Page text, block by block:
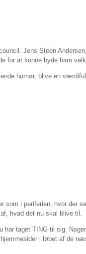
Jens Steen
for at kunne byde ham
humør, blive en
som i periferien, hvor der
hvad det nu skal blive til.
taget TING til sig.
i løbet af de